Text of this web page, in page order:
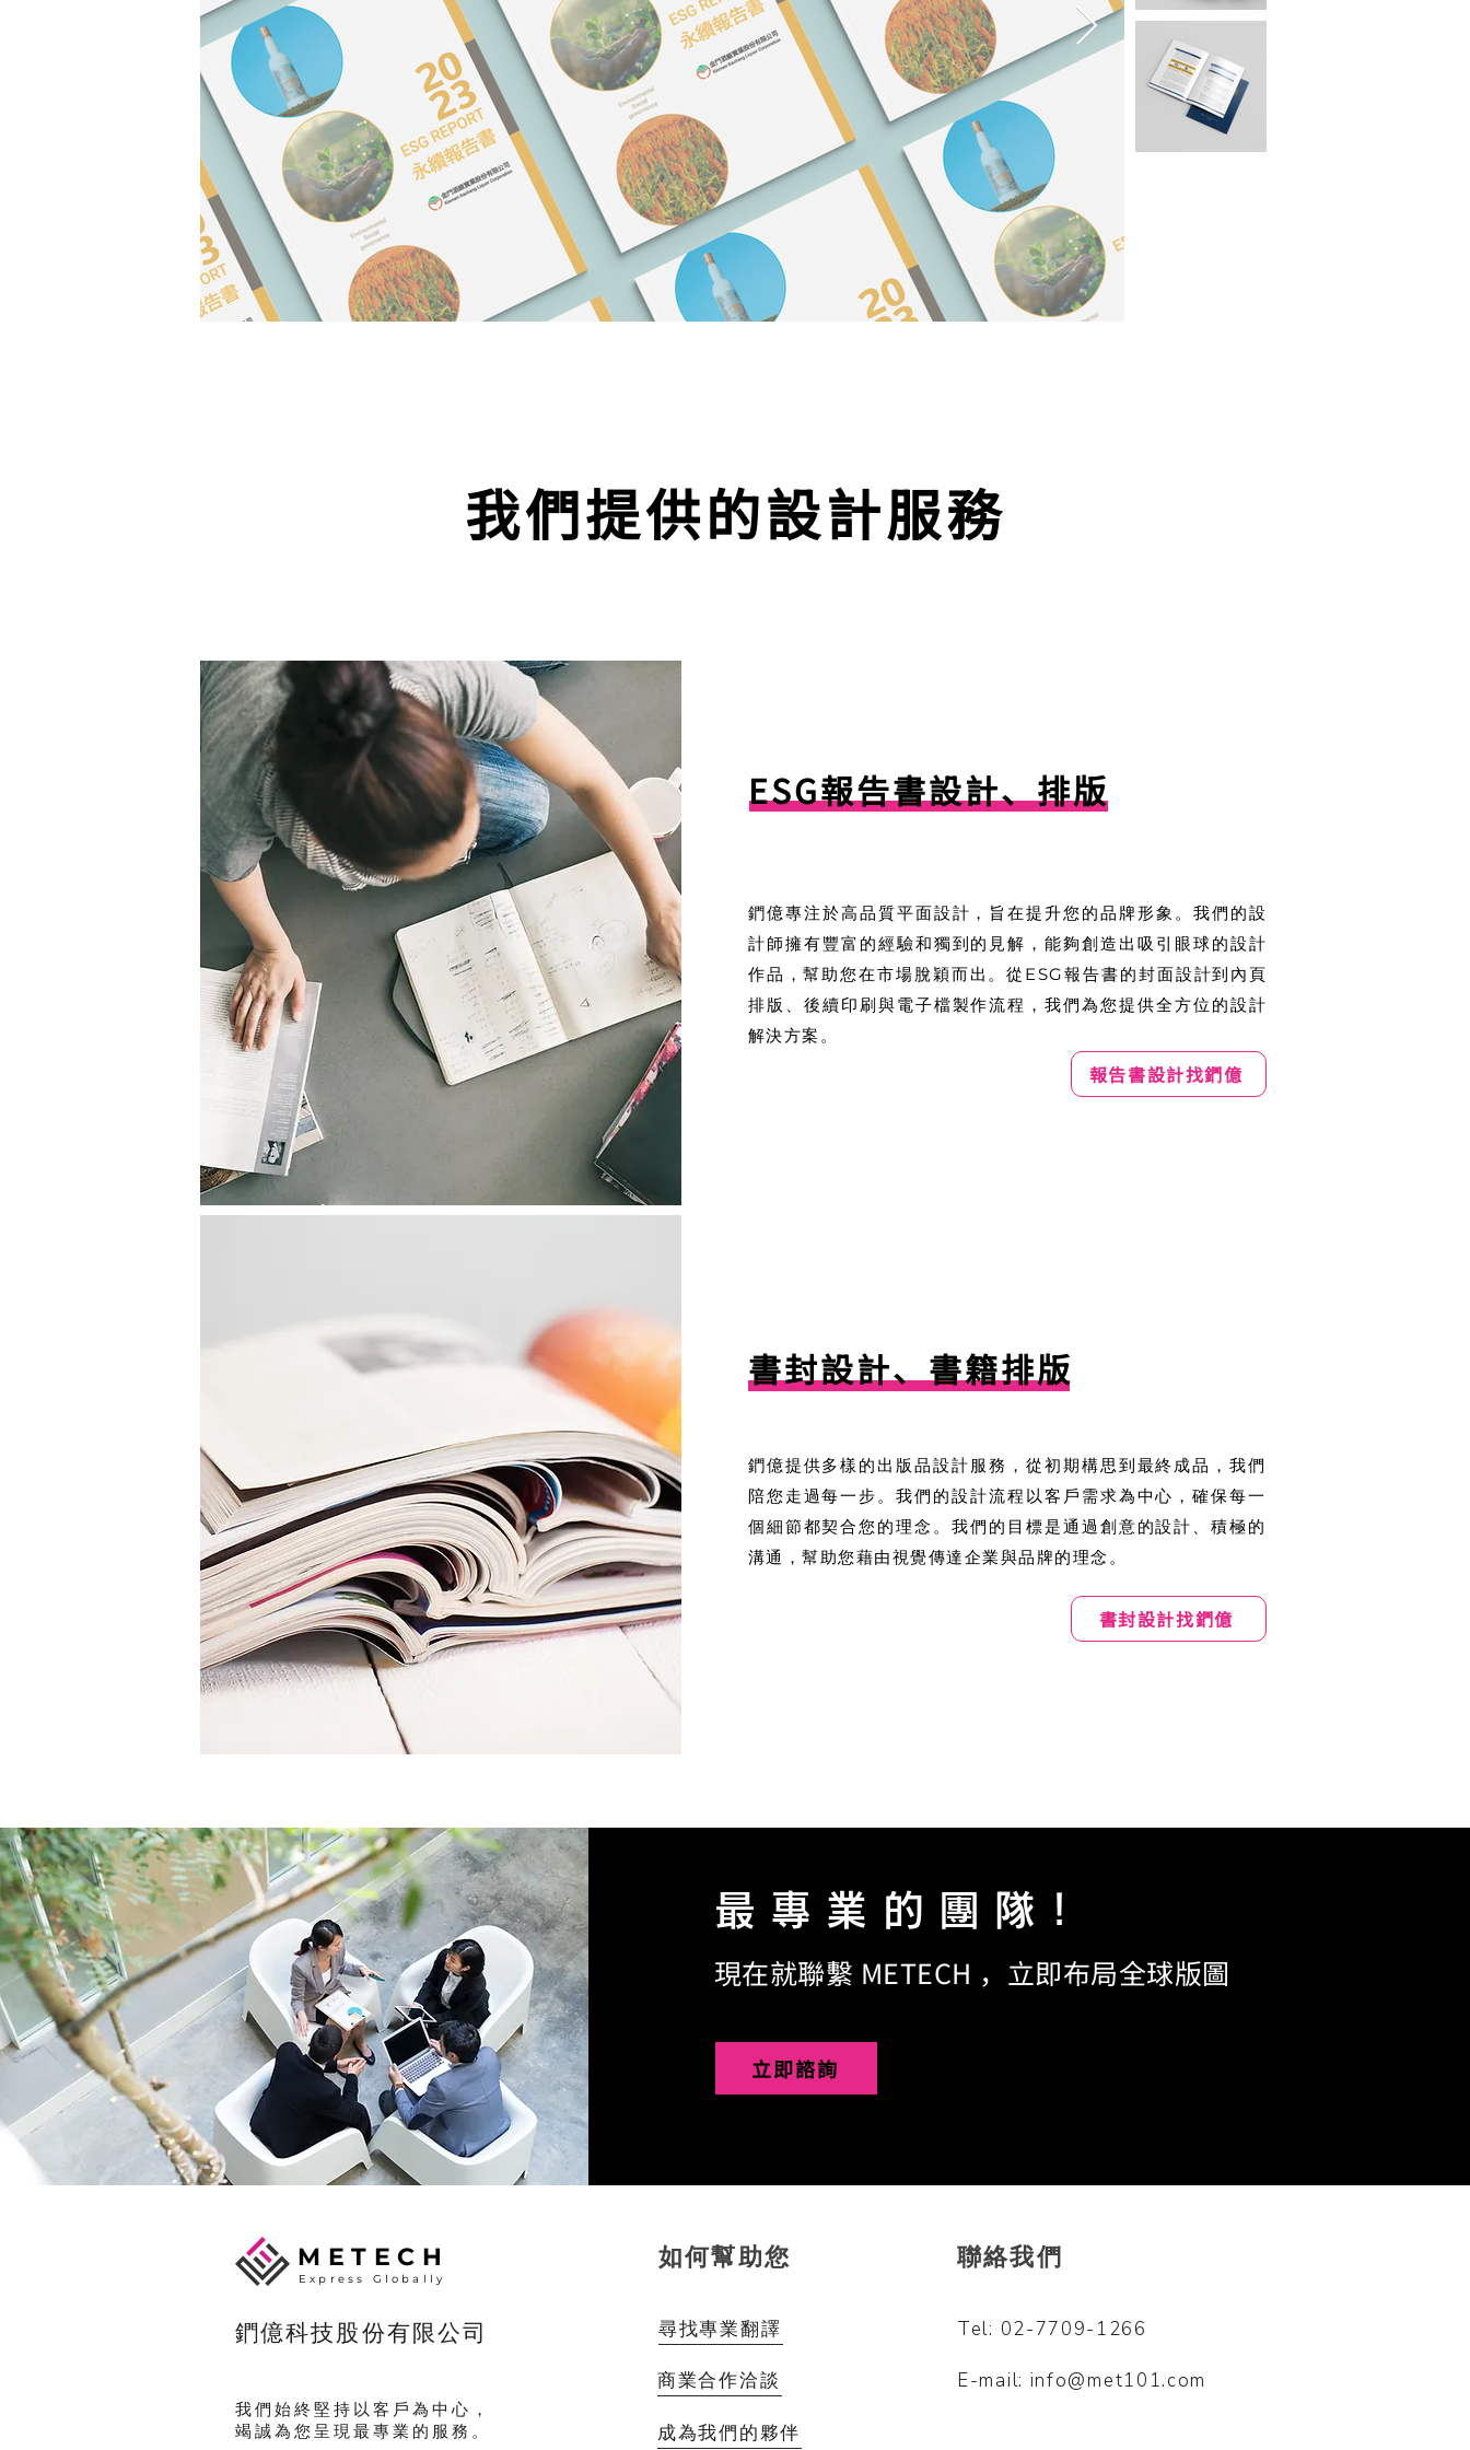
我們提供的設計服務
​ESG報告書設計、排版
鍆億專注於高品質平面設計，旨在提升您的品牌形象。我們的設
計師擁有豐富的經驗和獨到的見解，能夠創造出吸引眼球的設計
作品，幫助您在市場脫穎而出。從ESG報告書的封面設計到內頁
排版、後續印刷與電子檔製作流程，我們為您提供全方位的設計
解決方案。
報告書設計找鍆億
書封設計、書籍排版
鍆億提供多樣的出版品設計服務，從初期構思到最終成品，我們
陪您走過每一步。我們的設計流程以客戶需求為中心，確保每一
個細節都契合您的理念。我們的目標是通過創意的設計、積極的
溝通，幫助您藉由視覺傳達企業與品牌的理念。
書封設計找鍆億
最專業的團隊!
現在就聯繫 METECH ，立即布局全球版圖
立即諮詢
METECH
Express Globally
​鍆億科技股份有限公司
​我們始終堅持以客戶為中心，
竭誠為您呈現最專業的服務。
如何幫助您
尋找專業翻譯
​商業合作洽談
​聯絡我們
Tel: 02-7709-1266
E-mail: info@met101.com
成為我們的夥伴